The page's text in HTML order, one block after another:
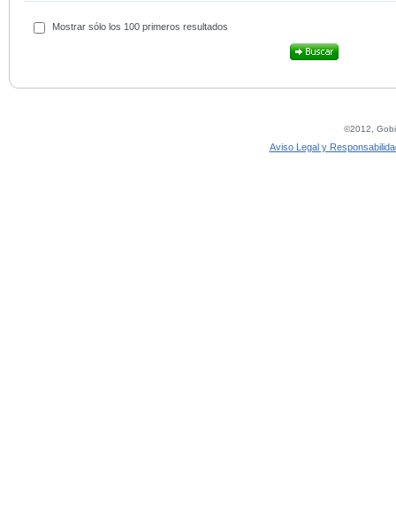
Mostrar sólo los 100 primeros resultados
©2012,
Aviso Legal y